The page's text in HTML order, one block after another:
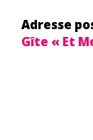
Adresse
Gîte « Et